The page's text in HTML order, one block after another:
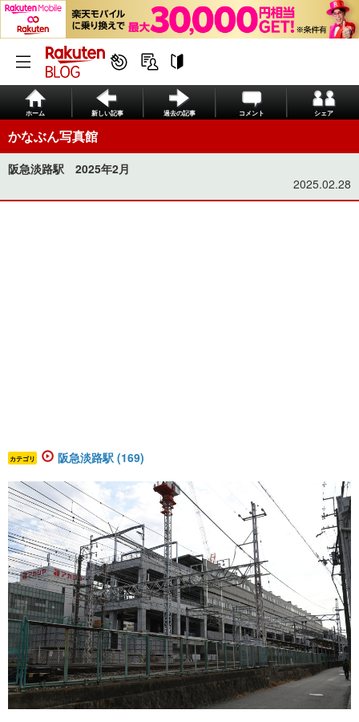
ホーム 新しい記事 過去の記事 コメント シェア
かなぶん写真館
阪急淡路駅 2025年2月
2025.02.28
カテゴリ 阪急淡路駅 (169)